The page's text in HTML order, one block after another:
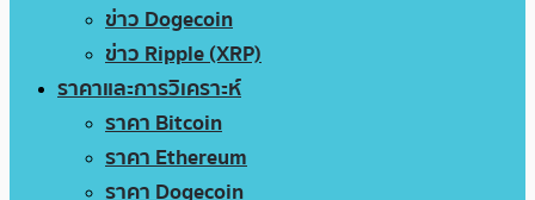
ข่าว Dogecoin
ข่าว Ripple (XRP)
ราคาและการวิเคราะห์
ราคา Bitcoin
ราคา Ethereum
ราคา Dogecoin